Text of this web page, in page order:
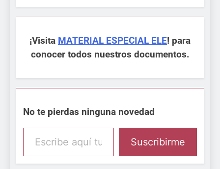
¡Visita MATERIAL ESPECIAL ELE! para
conocer todos nuestros documentos.
No te pierdas ninguna novedad
Escribe aquí tu email
Suscribirme